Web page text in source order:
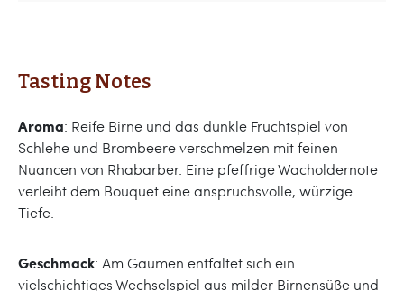
Tasting Notes
Aroma: Reife Birne und das dunkle Fruchtspiel von
Schlehe und Brombeere verschmelzen mit feinen
Nuancen von Rhabarber. Eine pfeffrige Wacholdernote
verleiht dem Bouquet eine anspruchsvolle, würzige
Tiefe.
Geschmack: Am Gaumen entfaltet sich ein
vielschichtiges Wechselspiel aus milder Birnensüße und